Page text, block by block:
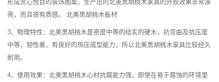
形成赏心悦目的装饰图案，生产出的北美黑胡桃木家具的外观效果非常漂
亮，而且很有质感。 北美黑胡桃木板材
3、物理特性：北美黑胡桃木是密度中等的结实的硬木，抗弯曲及抗压度
中等，韧性差，有良好的热压成型能力，所以北美黑胡桃木家具比较经久
耐用。
4、使用效果：北美黑胡桃木心材抗腐能力强，即使在易于腐蚀的环境里